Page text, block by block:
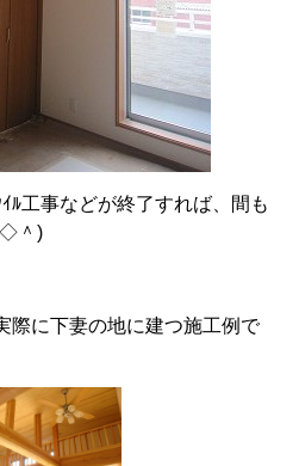
ﾙ工事などが終了すれば、間も
◇＾)
際に下妻の地に建つ施工例で